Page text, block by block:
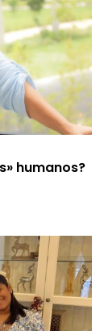
humanos?